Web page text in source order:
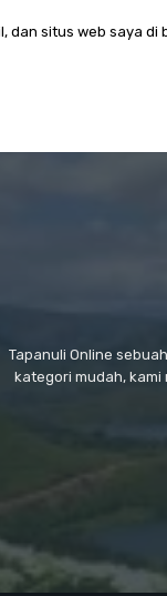
dan situs web saya
Tapanuli Online
kategori mudah,